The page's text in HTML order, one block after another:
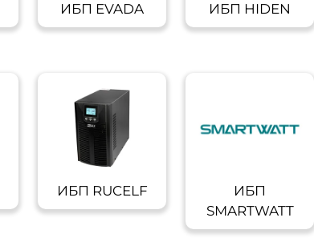
ИБП EVADA ИБП HIDEN
ИБП RUCELF
ИБП
SMARTWATT